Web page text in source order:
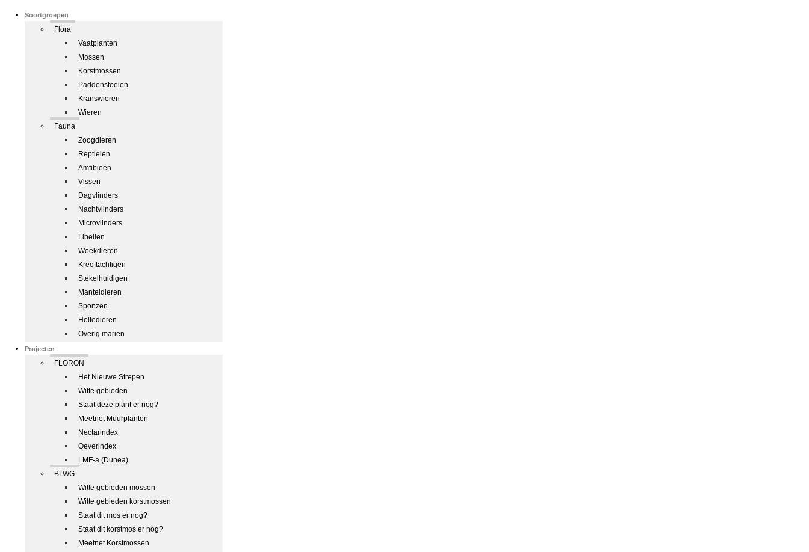
Soortgroepen
Flora
Vaatplanten
Mossen
Korstmossen
Paddenstoelen
Kranswieren
Wieren
Fauna
Zoogdieren
Reptielen
Amfibieën
Vissen
Dagvlinders
Nachtvlinders
Microvlinders
Libellen
Weekdieren
Kreeftachtigen
Stekelhuidigen
Manteldieren
Sponzen
Holtedieren
Overig marien
Projecten
FLORON
Het Nieuwe Strepen
Witte gebieden
Staat deze plant er nog?
Meetnet Muurplanten
Nectarindex
Oeverindex
LMF-a (Dunea)
BLWG
Witte gebieden mossen
Witte gebieden korstmossen
Staat dit mos er nog?
Staat dit korstmos er nog?
Meetnet Korstmossen